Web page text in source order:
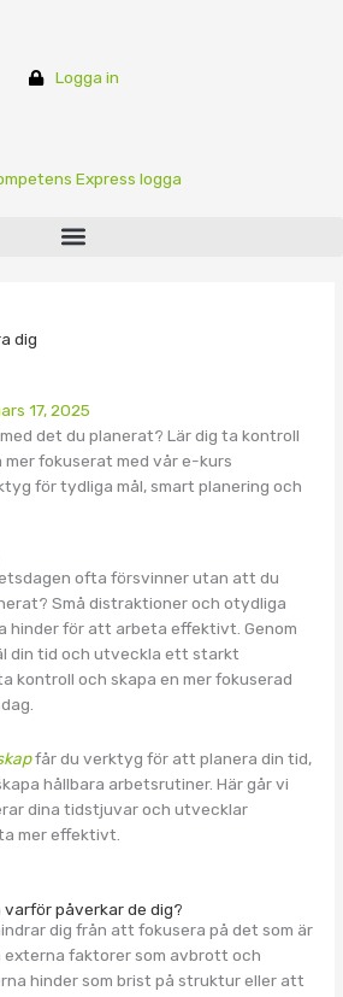
Logga in
dig
17, 2025
det du planerat? Lär dig ta kontroll
fokuserat med vår e-kurs
för tydliga mål, smart planering och
ofta försvinner utan att du
Små distraktioner och otydliga
hinder för att arbeta effektivt. Genom
din tid och utveckla ett starkt
kontroll och skapa en mer fokuserad
får du verktyg för att planera din tid,
hållbara arbetsrutiner​. Här går vi
dina tidstjuvar och utvecklar
mer effektivt.
påverkar de dig?
dig från att fokusera på det som är
faktorer som avbrott och
hinder som brist på struktur eller att